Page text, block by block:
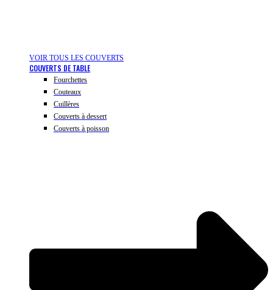
VOIR TOUS LES COUVERTS
COUVERTS DE TABLE
Fourchettes
Couteaux
Cuillères
Couverts à dessert
Couverts à poisson